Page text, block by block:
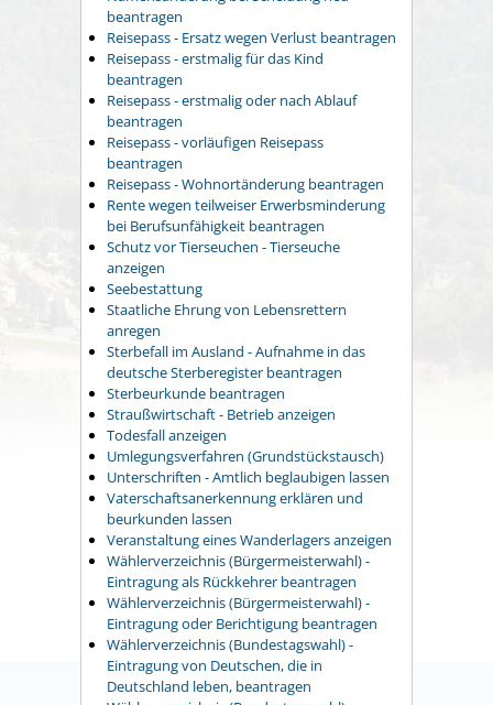
beantragen
Reisepass - Ersatz wegen Verlust beantragen
Reisepass - erstmalig für das Kind
beantragen
Reisepass - erstmalig oder nach Ablauf
beantragen
Reisepass - vorläufigen Reisepass
beantragen
Reisepass - Wohnortänderung beantragen
Rente wegen teilweiser Erwerbsminderung
bei Berufsunfähigkeit beantragen
Schutz vor Tierseuchen - Tierseuche
anzeigen
Seebestattung
Staatliche Ehrung von Lebensrettern
anregen
Sterbefall im Ausland - Aufnahme in das
deutsche Sterberegister beantragen
Sterbeurkunde beantragen
Straußwirtschaft - Betrieb anzeigen
Todesfall anzeigen
Umlegungsverfahren (Grundstückstausch)
Unterschriften - Amtlich beglaubigen lassen
Vaterschaftsanerkennung erklären und
beurkunden lassen
Veranstaltung eines Wanderlagers anzeigen
Wählerverzeichnis (Bürgermeisterwahl) -
Eintragung als Rückkehrer beantragen
Wählerverzeichnis (Bürgermeisterwahl) -
Eintragung oder Berichtigung beantragen
Wählerverzeichnis (Bundestagswahl) -
Eintragung von Deutschen, die in
Deutschland leben, beantragen